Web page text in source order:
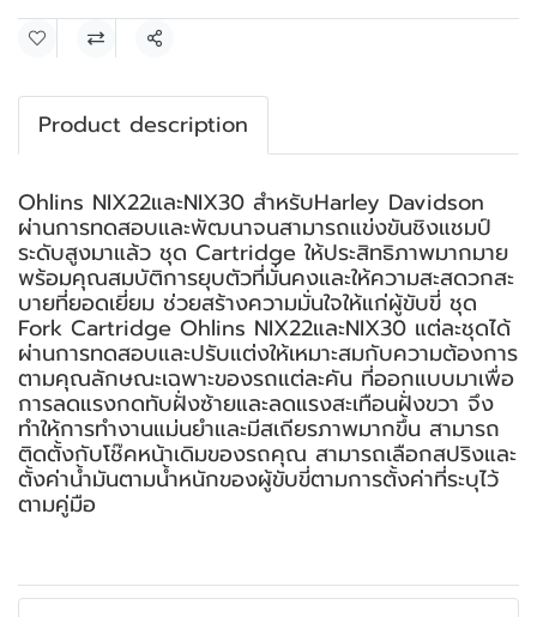
แชร์
Product description
Ohlins NIX22และNIX30 สำหรับHarley Davidson
ผ่านการทดสอบและพัฒนาจนสามารถแข่งขันชิงแชมป์
ระดับสูงมาแล้ว ชุด Cartridge ให้ประสิทธิภาพมากมาย
พร้อมคุณสมบัติการยุบตัวที่มั่นคงและให้ความสะสดวกสะ
บายที่ยอดเยี่ยม ช่วยสร้างความมั่นใจให้แก่ผู้ขับขี่ ชุด
Fork Cartridge Ohlins NIX22และNIX30 แต่ละชุดได้
ผ่านการทดสอบและปรับแต่งให้เหมาะสมกับความต้องการ
ตามคุณลักษณะเฉพาะของรถแต่ละคัน ที่ออกแบบมาเพื่อ
การลดแรงกดทับฝั่งซ้ายและลดแรงสะเทือนฝั่งขวา จึง
ทำให้การทำงานแม่นยำและมีสเถียรภาพมากขึ้น สามารถ
ติดตั้งกับโช๊คหน้าเดิมของรถคุณ สามารถเลือกสปริงและ
ตั้งค่าน้ำมันตามน้ำหนักของผู้ขับขี่ตามการตั้งค่าที่ระบุไว้
ตามคู่มือ